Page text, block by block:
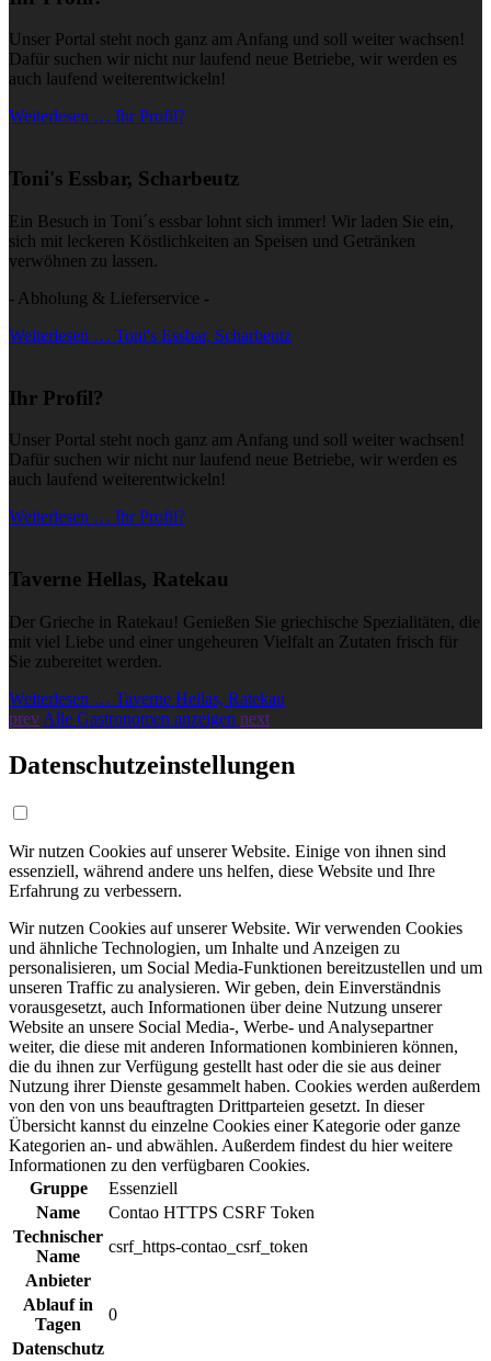
Unser Portal steht noch ganz am Anfang und soll weiter wachsen!
Dafür suchen wir nicht nur laufend neue Betriebe, wir werden es
auch laufend weiterentwickeln!
Weiterlesen … Ihr Profil?
Toni's Essbar, Scharbeutz
Ein Besuch in Toni´s essbar lohnt sich immer! Wir laden Sie ein,
sich mit leckeren Köstlichkeiten an Speisen und Getränken
verwöhnen zu lassen.
- Abholung & Lieferservice -
Weiterlesen … Toni's Essbar, Scharbeutz
Ihr Profil?
Unser Portal steht noch ganz am Anfang und soll weiter wachsen!
Dafür suchen wir nicht nur laufend neue Betriebe, wir werden es
auch laufend weiterentwickeln!
Weiterlesen … Ihr Profil?
Taverne Hellas, Ratekau
Der Grieche in Ratekau! Genießen Sie griechische Spezialitäten, die
mit viel Liebe und einer ungeheuren Vielfalt an Zutaten frisch für
Sie zubereitet werden.
Weiterlesen … Taverne Hellas, Ratekau
prev Alle Gastronomen anzeigen next
Datenschutzeinstellungen
Wir nutzen Cookies auf unserer Website. Einige von ihnen sind
essenziell, während andere uns helfen, diese Website und Ihre
Erfahrung zu verbessern.
Wir nutzen Cookies auf unserer Website. Wir verwenden Cookies
und ähnliche Technologien, um Inhalte und Anzeigen zu
personalisieren, um Social Media-Funktionen bereitzustellen und um
unseren Traffic zu analysieren. Wir geben, dein Einverständnis
vorausgesetzt, auch Informationen über deine Nutzung unserer
Website an unsere Social Media-, Werbe- und Analysepartner
weiter, die diese mit anderen Informationen kombinieren können,
die du ihnen zur Verfügung gestellt hast oder die sie aus deiner
Nutzung ihrer Dienste gesammelt haben. Cookies werden außerdem
von den von uns beauftragten Drittparteien gesetzt. In dieser
Übersicht kannst du einzelne Cookies einer Kategorie oder ganze
Kategorien an- und abwählen. Außerdem findest du hier weitere
Informationen zu den verfügbaren Cookies.
Gruppe
Essenziell
Name
Contao HTTPS CSRF Token
Technischer
Name
csrf_https-contao_csrf_token
Anbieter
Ablauf in
Tagen
0
Datenschutz